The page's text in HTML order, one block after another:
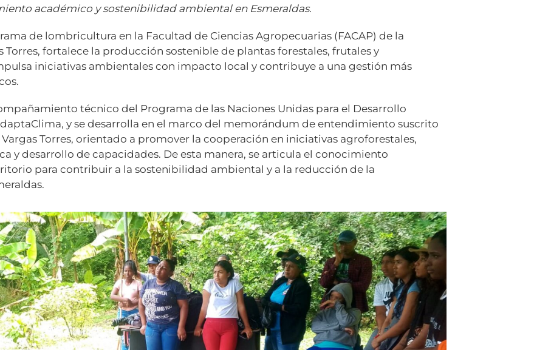
académico y sostenibilidad ambiental en Esmeraldas.
de lombricultura en la Facultad de Ciencias Agropecuarias (FACAP) de la
Torres, fortalece la producción sostenible de plantas forestales, frutales y
iniciativas ambientales con impacto local y contribuye a una gestión más
técnico del Programa de las Naciones Unidas para el Desarrollo
y se desarrolla en el marco del memorándum de entendimiento suscrito
Torres, orientado a promover la cooperación en iniciativas agroforestales,
y desarrollo de capacidades. De esta manera, se articula el conocimiento
para contribuir a la sostenibilidad ambiental y a la reducción de la